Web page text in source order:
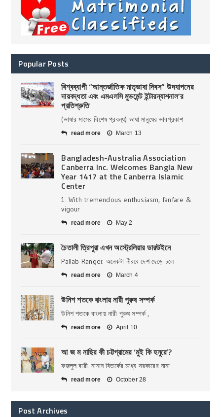
Popular Posts
বিশ্বব্যাপী “আন্তর্জাতিক মাতৃভাষা দিবস” উদযাপনের
দায়বদ্ধতা এবং এমএলসি মুভমেন্ট ইন্টারন্যাশনাল’র
প্রতিশ্রুতি
(ভাষার মাসের বিশেষ প্রবন্ধ) ভাষা মানুষের ভাবপ্রকাশ
read more March 13
Bangladesh-Australia Association
Canberra Inc. Welcomes Bangla New
Year 1417 at the Canberra Islamic
Center
1. With tremendous enthusiasm, fanfare &
vigour
read more May 2
চৈতালী ত্রিপুরা এখন অস্ট্রেলিয়ার ডারউইনে
Pallab Rangei: অনেকটা নীরবে দেশ ছেড়ে চলে
read more March 4
উনিশ শতকে বাংলায় নারী পুরুষ সম্পর্ক
উনিশ শতকে বাংলায় নারী পুরুষ সম্পর্ক ,
read more April 10
আ জ ম নাছির কী চট্টগ্রামের ‘মুই কি হনুরে’?
ফজলুল বারী: নানান বিতর্কের মধ্যে সরকারের নানা
read more October 28
Post Archives